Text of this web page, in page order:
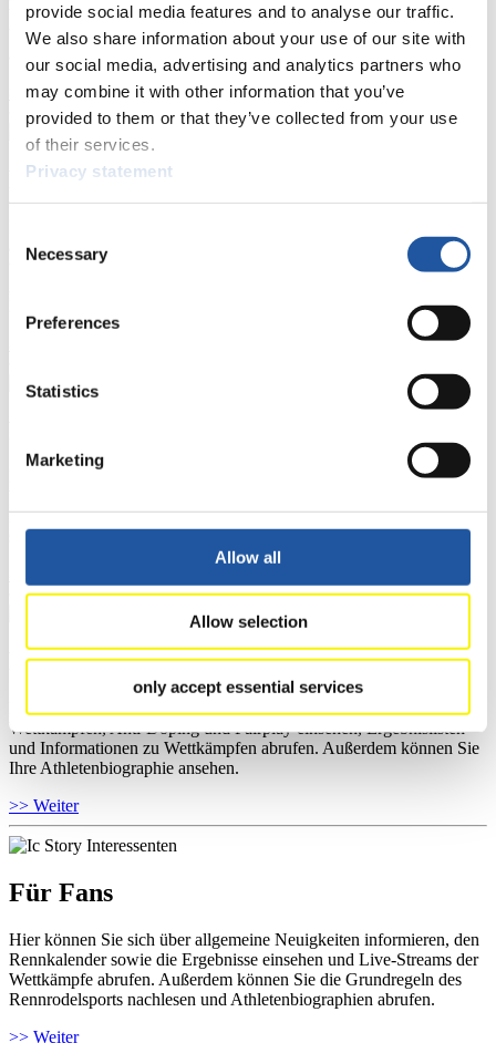
provide social media features and to analyse our traffic.
We also share information about your use of our site with
our social media, advertising and analytics partners who
may combine it with other information that you’ve
provided to them or that they’ve collected from your use
of their services.
Privacy statement
Selection
Necessary
Preferences
Statistics
Marketing
Allow all
Allow selection
only accept essential services
Wettkämpfen. Außerdem können Sie Ihre Medienakkreditierung
beantragen, die Grundregeln des Rennrodelsports einsehen und
allgemeine Neuigkeiten einholen.
>> Weiter
Für Nationale Verbände
aktuelle Regelwerk sowie Richtlinien zu Wettkämpfen, Anti-Doping
und Fairplay nachlesen, auf Athletenbiographien zugreifen,
Hier können Sie das aktuelle Regelwerk sowie Richtlinien zu
Kontaktpersonen für Wettkämpfe und Sponsoren informieren,
sowie Informationen über Wettkämpfe abrufen.
Für Athleten
Hier können Sie das aktuelle Regelwerk sowie Richtlinien zu
Wettkämpfen, Anti-Doping und Fairplay einsehen, Ergebnislisten
und Informationen zu Wettkämpfen abrufen. Außerdem können Sie
Ihre Athletenbiographie ansehen.
>> Weiter
Für Fans
Hier können Sie sich über allgemeine Neuigkeiten informieren, den
Rennkalender sowie die Ergebnisse einsehen und Live-Streams der
Wettkämpfe abrufen. Außerdem können Sie die Grundregeln des
Rennrodelsports nachlesen und Athletenbiographien abrufen.
>> Weiter